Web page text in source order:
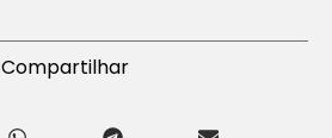
Compartilhar